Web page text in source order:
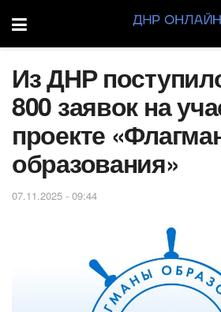
Из ДНР
800 заявок на
проекте
образования»
07.11.2025 - 09:44